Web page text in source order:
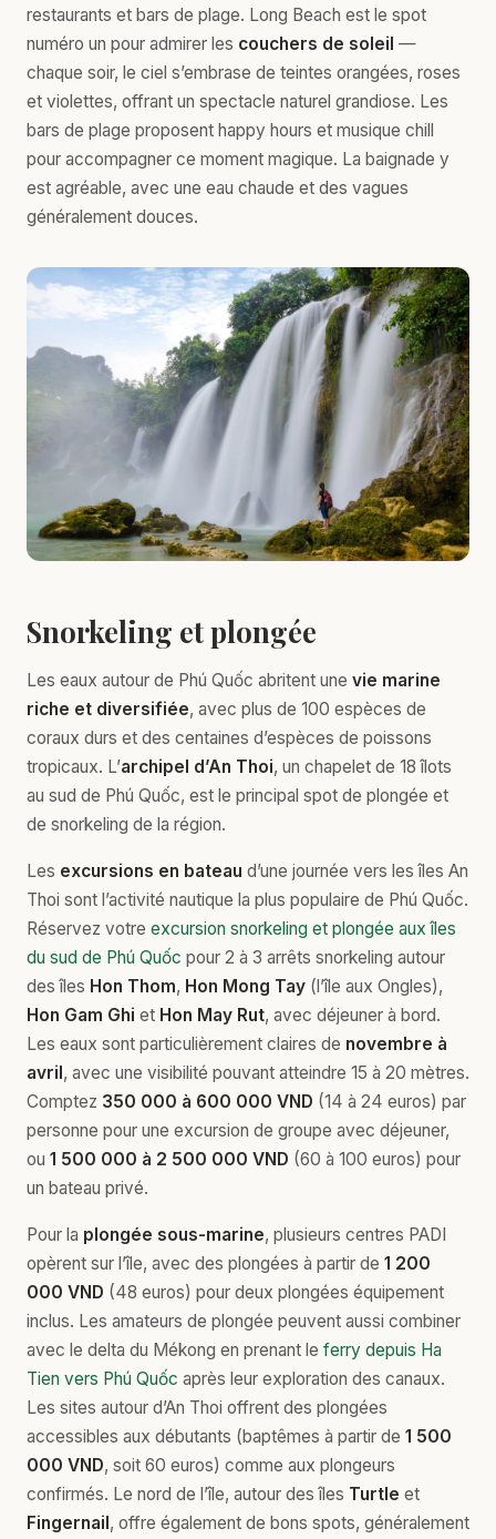
restaurants et bars de plage. Long Beach est le spot
numéro un pour admirer les couchers de soleil —
chaque soir, le ciel s’embrase de teintes orangées, roses
et violettes, offrant un spectacle naturel grandiose. Les
bars de plage proposent happy hours et musique chill
pour accompagner ce moment magique. La baignade y
est agréable, avec une eau chaude et des vagues
généralement douces.
Snorkeling et plongée
Les eaux autour de Phú Quốc abritent une vie marine
riche et diversifiée, avec plus de 100 espèces de
coraux durs et des centaines d’espèces de poissons
tropicaux. L’archipel d’An Thoi, un chapelet de 18 îlots
au sud de Phú Quốc, est le principal spot de plongée et
de snorkeling de la région.
Les excursions en bateau d’une journée vers les îles An
Thoi sont l’activité nautique la plus populaire de Phú Quốc.
Réservez votre excursion snorkeling et plongée aux îles
du sud de Phú Quốc pour 2 à 3 arrêts snorkeling autour
des îles Hon Thom, Hon Mong Tay (l’île aux Ongles),
Hon Gam Ghi et Hon May Rut, avec déjeuner à bord.
Les eaux sont particulièrement claires de novembre à
avril, avec une visibilité pouvant atteindre 15 à 20 mètres.
Comptez 350 000 à 600 000 VND (14 à 24 euros) par
personne pour une excursion de groupe avec déjeuner,
ou 1 500 000 à 2 500 000 VND (60 à 100 euros) pour
un bateau privé.
Pour la plongée sous-marine, plusieurs centres PADI
opèrent sur l’île, avec des plongées à partir de 1 200
000 VND (48 euros) pour deux plongées équipement
inclus. Les amateurs de plongée peuvent aussi combiner
avec le delta du Mékong en prenant le ferry depuis Ha
Tien vers Phú Quốc après leur exploration des canaux.
Les sites autour d’An Thoi offrent des plongées
accessibles aux débutants (baptêmes à partir de 1 500
000 VND, soit 60 euros) comme aux plongeurs
confirmés. Le nord de l’île, autour des îles Turtle et
Fingernail, offre également de bons spots, généralement